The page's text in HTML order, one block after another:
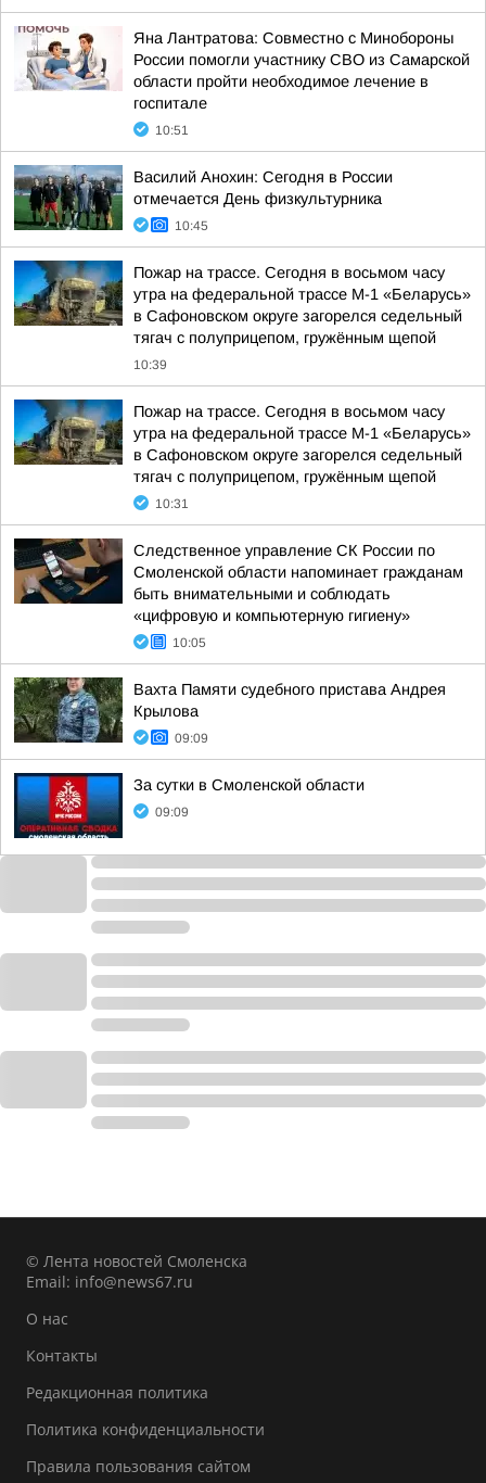
Яна Лантратова: Совместно с Минобороны
России помогли участнику СВО из Самарской
области пройти необходимое лечение в
госпитале
10:51
Василий Анохин: Сегодня в России
отмечается День физкультурника
10:45
Пожар на трассе. Сегодня в восьмом часу
утра на федеральной трассе М-1 «Беларусь»
в Сафоновском округе загорелся седельный
тягач с полуприцепом, гружённым щепой
10:39
Пожар на трассе. Сегодня в восьмом часу
утра на федеральной трассе М-1 «Беларусь»
в Сафоновском округе загорелся седельный
тягач с полуприцепом, гружённым щепой
10:31
Следственное управление СК России по
Смоленской области напоминает гражданам
быть внимательными и соблюдать
«цифровую и компьютерную гигиену»
10:05
Вахта Памяти судебного пристава Андрея
Крылова
09:09
За сутки в Смоленской области
09:09
© Лента новостей Смоленска
Email: info@news67.ru
О нас
Контакты
Редакционная политика
Политика конфиденциальности
Правила пользования сайтом